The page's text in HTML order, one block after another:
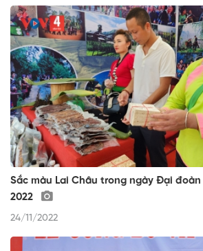
Sắc màu Lai Châu trong ngày Đại
2022
24/11/2022